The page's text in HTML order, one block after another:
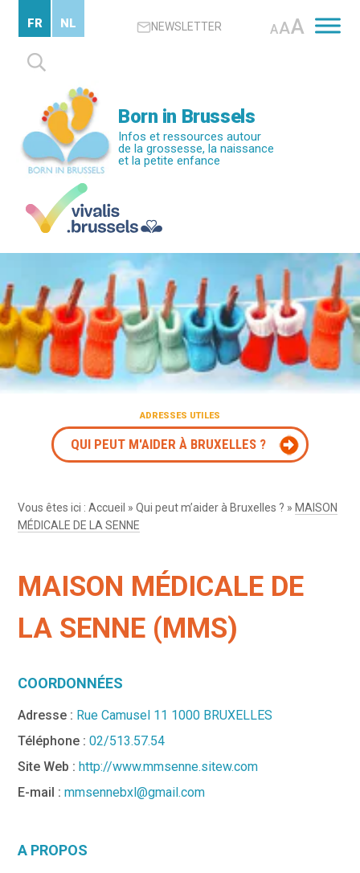
contenu
principal
NEWSLETTER AAA
Rechercher :
FR NL
Born in Brussels
Infos et ressources autour
de la grossesse, la naissance
et la petite enfance
ADRESSES UTILES
QUI PEUT M'AIDER À BRUXELLES ?
Vous êtes ici :Accueil »Qui peut m’aider à Bruxelles ? » MAISON
MÉDICALE DE LA SENNE
MAISON MÉDICALE DE
LA SENNE (MMS)
COORDONNÉES
Adresse : Rue Camusel 11 1000 BRUXELLES
Téléphone :02/513.57.54
Site Web : http://www.mmsenne.sitew.com
E-mail : mmsennebxl@gmail.com
A PROPOS